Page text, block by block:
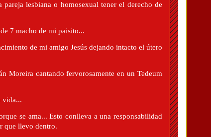
lesbiana o homosexual tener el derecho de
7 macho de mi paisito...
de mi amigo Jesús dejando intacto el útero
Moreira cantando fervorosamente en un Tedeum
vida...
se ama... Esto conlleva a una responsabilidad
que llevo dentro.